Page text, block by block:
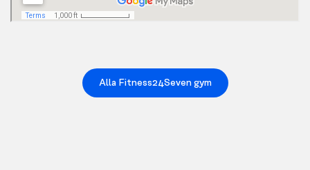
Alla Fitness24Seven gym